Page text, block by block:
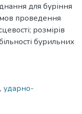
для буріння
проведення
розмірів
бурильних
, ударно-